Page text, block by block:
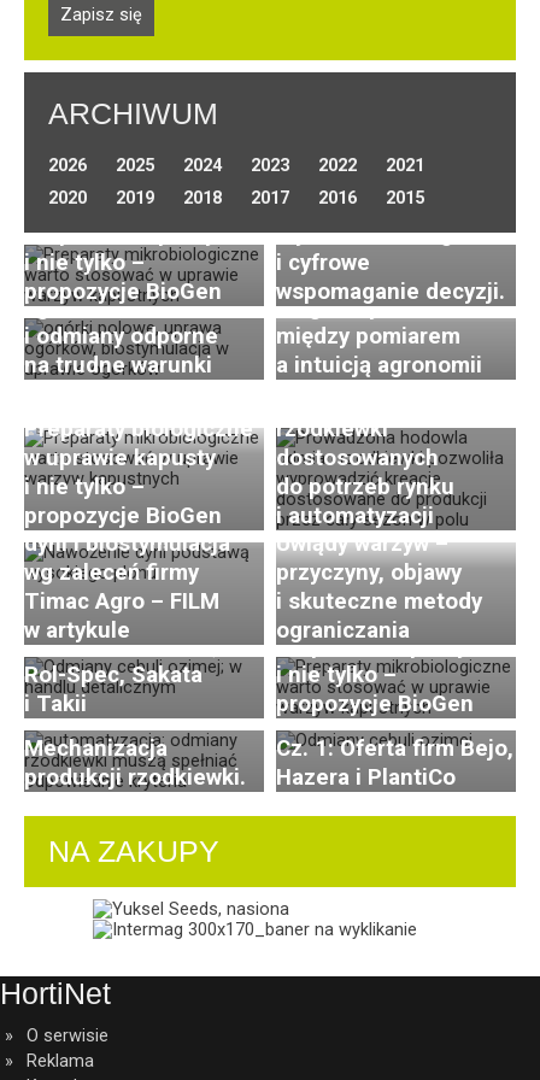
ARCHIWUM
2026 2025 2024 2023 2022
2021
2020
2019 2018 2017 2016 2015
Preparaty biologiczne
w uprawie kapusty
i nie tylko –
propozycje BioGen
nawadniania w uprawie
warzyw polowych.
Wybór technologii
i cyfrowe
wspomaganie decyzji.
Uprawa ogórków
(polowych) –
wyzwania, nowoczesna
agrotechnika
i odmiany odporne
na trudne warunki
Diagnostyka roślin –
między pomiarem
a intuicją agronomii
Preparaty biologiczne
w uprawie kapusty
i nie tylko –
propozycje BioGen
Postępy i trendy
w hodowli i uprawie
rzodkiewki. Cz. 2:
Innowacje w zakresie
rzodkiewki
dostosowanych
do potrzeb rynku
i automatyzacji
Efektywne nawożenie
dyni i biostymulacja
wg zaleceń firmy
Timac Agro – FILM
w artykule
Uwiądy warzyw –
przyczyny, objawy
i skuteczne metody
ograniczania
Odmiany cebuli ozimej
polecane do uprawy
na sezon 2026-2027
Cz 2: oferta PNOS,
Rol-Spec, Sakata
i Takii
Preparaty biologiczne
w uprawie kapusty
i nie tylko –
propozycje BioGen
Postępy i trendy
w hodowli i uprawie
rzodkiewki. Cz. 3:
Mechanizacja
produkcji rzodkiewki.
Odmiany cebuli ozimej
polecane do uprawy
na sezon 2026-2027.
Cz. 1: Oferta firm Bejo,
Hazera i PlantiCo
NA ZAKUPY
HortiNet
O serwisie
Reklama